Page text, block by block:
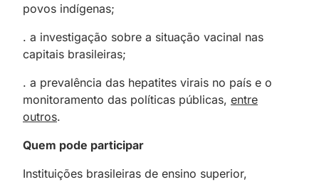
povos indígenas;
. a investigação sobre a situação vacinal nas
capitais brasileiras;
. a prevalência das hepatites virais no país e o
monitoramento das políticas públicas, entre
outros.
Quem pode participar
Instituições brasileiras de ensino superior,